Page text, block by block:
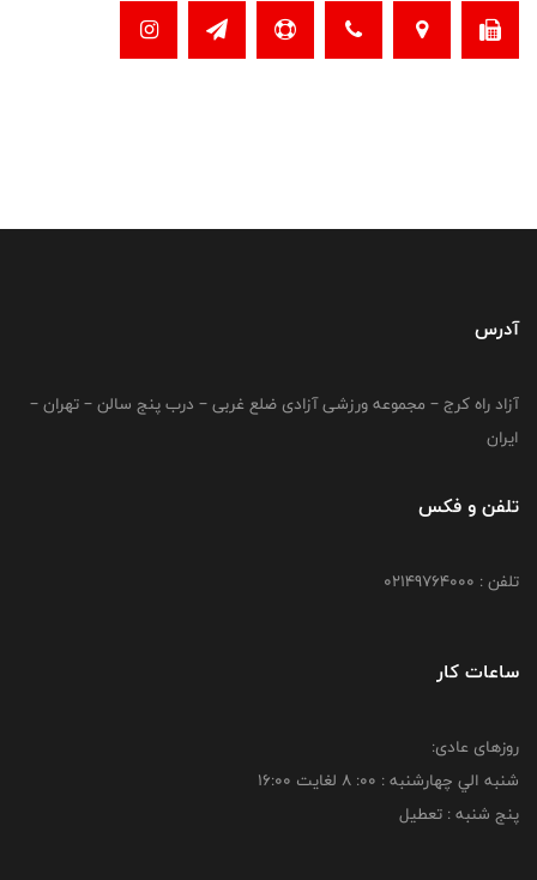
آدرس
آزاد راه کرج – مجموعه ورزشی آزادی ضلع غربی – درب پنج سالن – تهران –
ایران
تلفن و فکس
تلفن : 02149764000
ساعات کار
روزهای عادی:
شنبه الي چهارشنبه : 00: 8 لغايت 16:00
پنج شنبه : تعطیل